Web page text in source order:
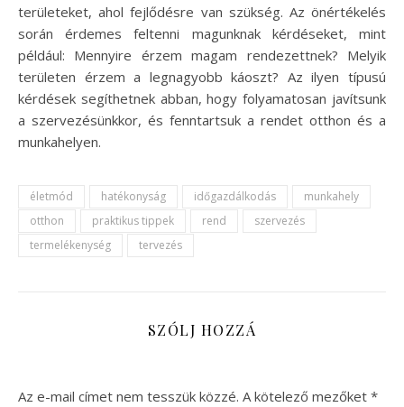
területeket, ahol fejlődésre van szükség. Az önértékelés
során érdemes feltenni magunknak kérdéseket, mint
például: Mennyire érzem magam rendezettnek? Melyik
területen érzem a legnagyobb káoszt? Az ilyen típusú
kérdések segíthetnek abban, hogy folyamatosan javítsunk
a szervezésünkkor, és fenntartsuk a rendet otthon és a
munkahelyen.
életmód hatékonyság időgazdálkodás
munkahely
otthon
praktikus tippek rend
szervezés
termelékenység
tervezés
SZÓLJ HOZZÁ
Az e-mail címet nem tesszük közzé. A kötelező mezőket *